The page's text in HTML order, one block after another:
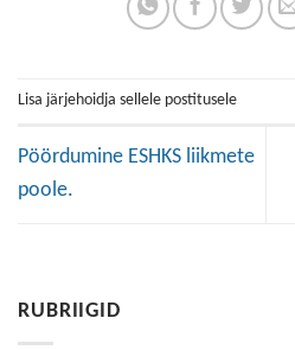
Lisa järjehoidja sellele postitusele
Pöördumine ESHKS liikmete
poole.
RUBRIIGID